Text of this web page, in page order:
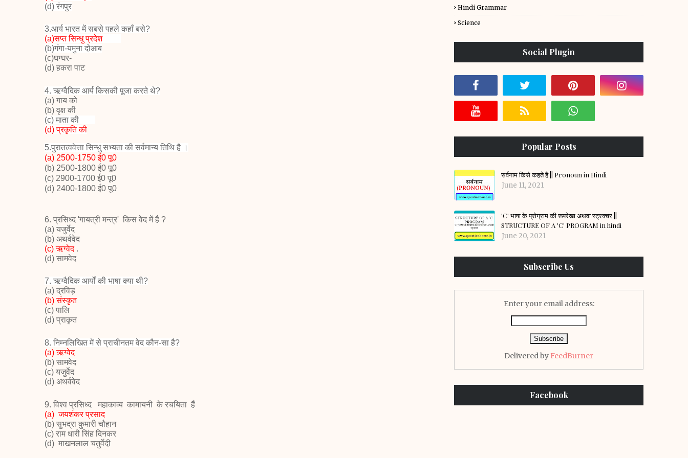
(d) रंगपुर
3.आर्य भारत में सबसे पहले कहाँ बसे?
(a)सप्त सिन्धु प्रदेश
(b)गंगा-यमुना दोआब
(c)घग्घर-
(d) हकरा पाट
4. ऋग्वैदिक आर्य किसकी पूजा करते थे?
(a) गाय को
(b) वृक्ष की
(c) माता की
(d)प्रकृति की
5.पुरातत्ववेत्ता सिन्धु सभ्यता की सर्वमान्य तिथि है ।
(a) 2500-1750 ई0 पू0
(b) 2500-1800 ई0 पू0
(c) 2900-1700 ई0 पू0
(d) 2400-1800 ई0 पू0
6. प्रसिध्द 'गायत्री मन्त्र' किस वेद में है ?
(a) यजुर्वेद
(b) अथर्ववेद
(c)ऋग्वेद .
(d) सामवेद
7. ऋग्वैदिक आर्यों की भाषा क्या थी?
(a) द्रविड़
(b)संस्कृत
(c) पालि
(d) प्राकृत
8. निम्नलिखित में से प्राचीनतम वेद कौन-सा है?
(a)ऋग्वेद
(b) सामवेद
(c) यजुर्वेद
(d) अथर्ववेद
9. विश्व प्रसिध्द महाकाव्य कामायनी के रचयिता हैं
(a) जयशंकर प्रसाद
(b) सुभद्रा कुमारी चौहान
(c) राम धारी सिंह दिनकर
(d) माखनलाल चतुर्वेदी
Hindi Grammar
Science
Social Plugin
Popular Posts
सर्वनाम किसे कहते है || Pronoun in Hindi
June 11, 2021
'C' भाषा के प्रोग्राम की रूपरेखा अथवा स्ट्रक्चर ||
STRUCTURE OF A 'C' PROGRAM in hindi
June 20, 2021
Subscribe Us
Enter your email address:
Delivered by FeedBurner
Facebook